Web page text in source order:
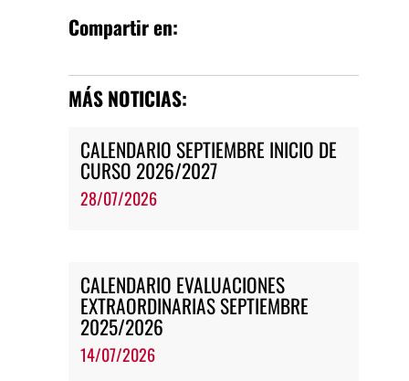
Compartir en:
MÁS NOTICIAS:
CALENDARIO SEPTIEMBRE INICIO DE
CURSO 2026/2027
28/07/2026
CALENDARIO EVALUACIONES
EXTRAORDINARIAS SEPTIEMBRE
2025/2026
14/07/2026